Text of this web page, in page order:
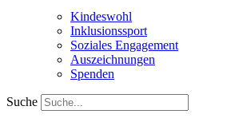
Kindeswohl
Inklusionssport
Soziales Engagement
Auszeichnungen
Spenden
Suche